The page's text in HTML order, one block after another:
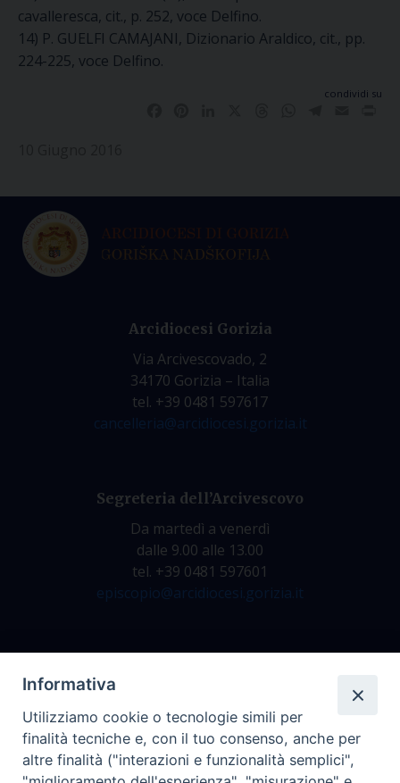
cavalleresca, cit., p. 252, voce Delfino.
14) P. GUELFI CAMAJANI, Dizionario Araldico, cit., pp.
224-225, voce Delfino.
condividi su
Arcidiocesi Gorizia
Via Arcivescovado, 2
34170 Gorizia – Italia
tel. +39 0481 597617
cancelleria@arcidiocesi.gorizia.it
Segreteria dell’Arcivescovo
Da martedì a venerdì
dalle 9.00 alle 13.00
tel. +39 0481 597601
episcopio@arcidiocesi.gorizia.it
dalle 9.00 alle 12.30
tel. +39 0481 597628
archivio@arcidiocesi.gorizia.it
Informativa
Utilizziamo cookie o tecnologie simili per
finalità tecniche e, con il tuo consenso, anche per
altre finalità ("interazioni e funzionalità semplici",